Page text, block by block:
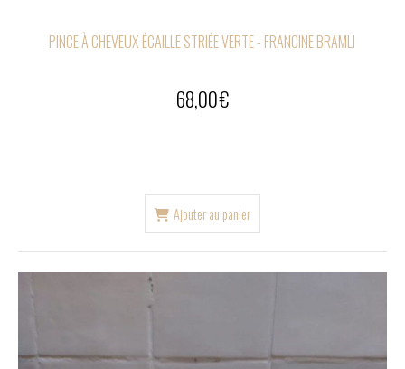
PINCE À CHEVEUX ÉCAILLE STRIÉE VERTE - FRANCINE BRAMLI
68,00€
Ajouter au panier